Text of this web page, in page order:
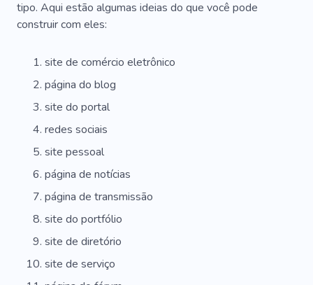
Experiência
Fotoshop
Escrivão Diploma
Economia
Consultoria
Relatórios
Expectativa
Fornecedor
Parceiro
Compensação
Sucesso
Carreira
Informativo
tipo. Aqui estão algumas ideias do que você pode
construir com eles:
site de comércio eletrônico
página do blog
site do portal
redes sociais
site pessoal
página de notícias
página de transmissão
site do portfólio
site de diretório
site de serviço